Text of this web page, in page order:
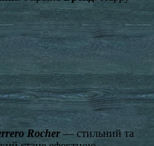
Rocher— стильний та